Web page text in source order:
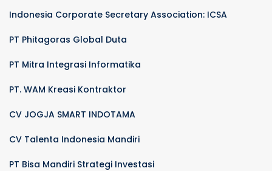
Indonesia Corporate Secretary Association: ICSA
PT Phitagoras Global Duta
PT Mitra Integrasi Informatika
PT. WAM Kreasi Kontraktor
CV JOGJA SMART INDOTAMA
CV Talenta Indonesia Mandiri
PT Bisa Mandiri Strategi Investasi